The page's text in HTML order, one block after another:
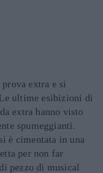
extra e si
ultime esibizioni di
extra hanno visto
spumeggianti.
è cimentata in una
per non far
pezzo di musical